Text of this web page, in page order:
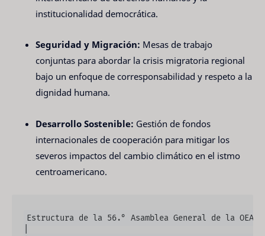
institucionalidad democrática.
Seguridad y Migración: Mesas de trabajo
conjuntas para abordar la crisis migratoria regional
bajo un enfoque de corresponsabilidad y respeto a la
dignidad humana.
Desarrollo Sostenible: Gestión de fondos
internacionales de cooperación para mitigar los
severos impactos del cambio climático en el istmo
centroamericano.
Estructura de la 56.° Asamblea General de la OEA: